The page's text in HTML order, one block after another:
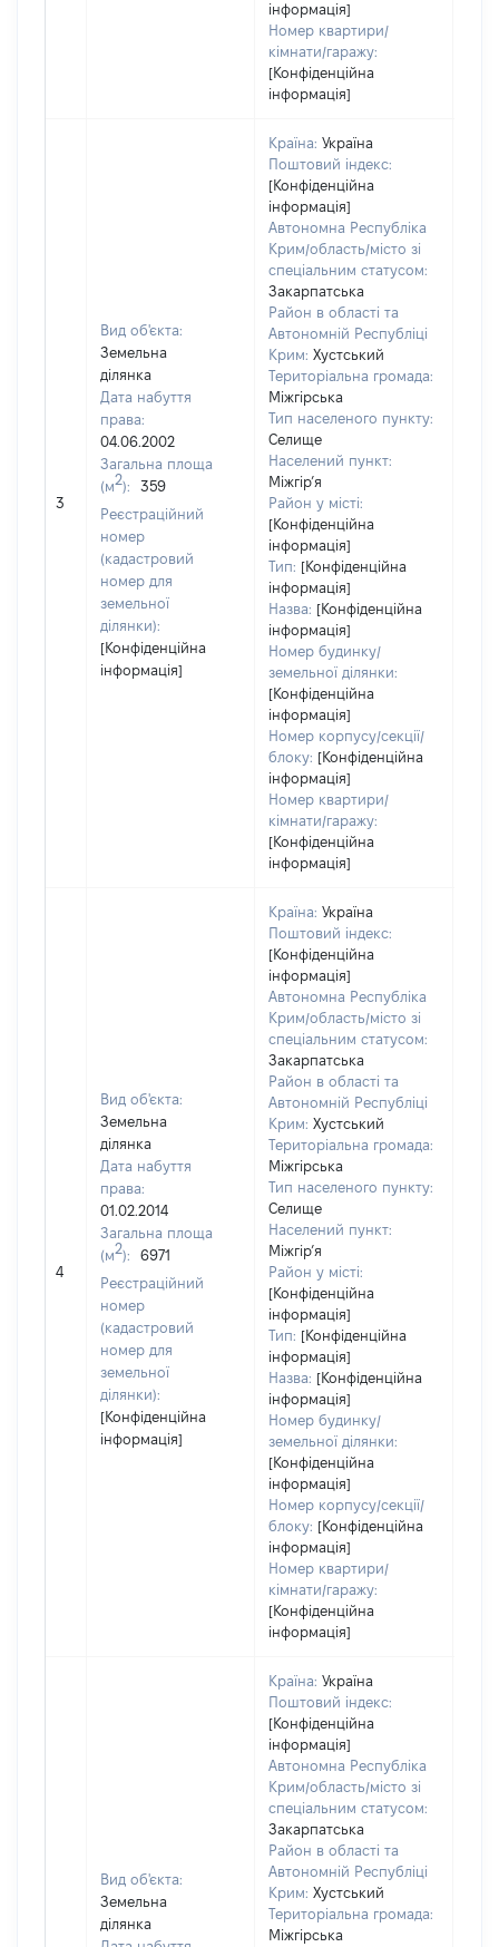
інформація]
Номер квартири/
кімнати/гаражу:
[Конфіденційна
інформація]
3
Вид об'єкта:
Земельна
ділянка
Дата набуття
права:
04.06.2002
Загальна площа
(м2):
359
Реєстраційний
номер
(кадастровий
номер для
земельної
ділянки):
[Конфіденційна
інформація]
Країна: Україна
Поштовий індекс:
[Конфіденційна
інформація]
Автономна Республіка
Крим/область/місто зі
спеціальним статусом:
Закарпатська
Район в області та
Автономній Республіці
Крим: Хустський
Територіальна громада:
Міжгірська
Тип населеного пункту:
Селище
Населений пункт:
Міжгір’я
Район у місті:
[Конфіденційна
інформація]
Тип: [Конфіденційна
інформація]
Назва: [Конфіденційна
інформація]
Номер будинку/
земельної ділянки:
[Конфіденційна
інформація]
Номер корпусу/секції/
блоку: [Конфіденційна
інформація]
Номер квартири/
кімнати/гаражу:
[Конфіденційна
інформація]
4
Вид об'єкта:
Земельна
ділянка
Дата набуття
права:
01.02.2014
Загальна площа
(м2):
6971
Реєстраційний
номер
(кадастровий
номер для
земельної
ділянки):
[Конфіденційна
інформація]
Країна: Україна
Поштовий індекс:
[Конфіденційна
інформація]
Автономна Республіка
Крим/область/місто зі
спеціальним статусом:
Закарпатська
Район в області та
Автономній Республіці
Крим: Хустський
Територіальна громада:
Міжгірська
Тип населеного пункту:
Селище
Населений пункт:
Міжгір’я
Район у місті:
[Конфіденційна
інформація]
Тип: [Конфіденційна
інформація]
Назва: [Конфіденційна
інформація]
Номер будинку/
земельної ділянки:
[Конфіденційна
інформація]
Номер корпусу/секції/
блоку: [Конфіденційна
інформація]
Номер квартири/
кімнати/гаражу:
[Конфіденційна
інформація]
Вид об'єкта:
Земельна
ділянка
Країна: Україна
Поштовий індекс:
[Конфіденційна
інформація]
Автономна Республіка
Крим/область/місто зі
спеціальним статусом:
Закарпатська
Район в області та
Автономній Республіці
Крим: Хустський
Територіальна громада:
Міжгірська